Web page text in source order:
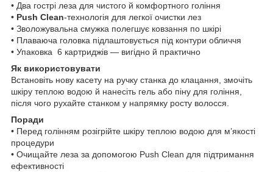
• Два гострі леза для чистого й комфортного гоління
• Push Clean‑технологія для легкої очистки лез
• Зволожувальна смужка полегшує ковзання по шкірі
• Плаваюча головка підлаштовується під контури обличчя
• Упаковка 6 картриджів — вигідно й практично
Як використовувати
Встановіть нову касету на ручку станка до клацання, змочіть
шкіру теплою водою й нанесіть гель або піну для гоління,
після чого рухайте станком у напрямку росту волосся.
Поради
• Перед голінням розігрійте шкіру теплою водою для м’якості
процедури
• Очищайте леза за допомогою Push Clean для підтримання
ефективності